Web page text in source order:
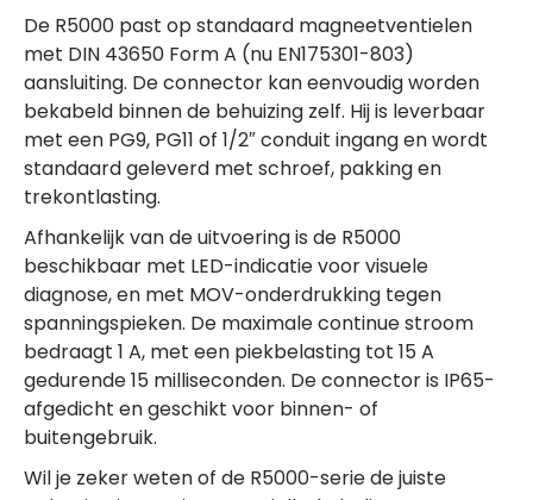
De R5000 past op standaard magneetventielen
met DIN 43650 Form A (nu EN175301-803)
aansluiting. De connector kan eenvoudig worden
bekabeld binnen de behuizing zelf. Hij is leverbaar
met een PG9, PG11 of 1/2″ conduit ingang en wordt
standaard geleverd met schroef, pakking en
trekontlasting.
Afhankelijk van de uitvoering is de R5000
beschikbaar met LED-indicatie voor visuele
diagnose, en met MOV-onderdrukking tegen
spanningspieken. De maximale continue stroom
bedraagt 1 A, met een piekbelasting tot 15 A
gedurende 15 milliseconden. De connector is IP65-
afgedicht en geschikt voor binnen- of
buitengebruik.
Wil je zeker weten of de R5000-serie de juiste